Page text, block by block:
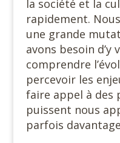
la société et la
rapidement.
une grande
avons besoin d’y
comprendre
percevoir les
faire appel à des
puissent nous
parfois